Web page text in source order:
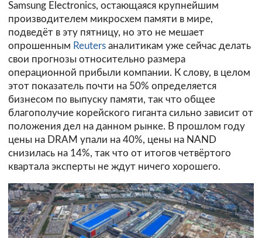
Samsung Electronics, остающаяся крупнейшим
производителем микросхем памяти в мире,
подведёт в эту пятницу, но это не мешает
опрошенным Reuters аналитикам уже сейчас делать
свои прогнозы относительно размера
операционной прибыли компании. К слову, в целом
этот показатель почти на 50% определяется
бизнесом по выпуску памяти, так что общее
благополучие корейского гиганта сильно зависит от
положения дел на данном рынке. В прошлом году
цены на DRAM упали на 40%, цены на NAND
снизилась на 14%, так что от итогов четвёртого
квартала эксперты не ждут ничего хорошего.